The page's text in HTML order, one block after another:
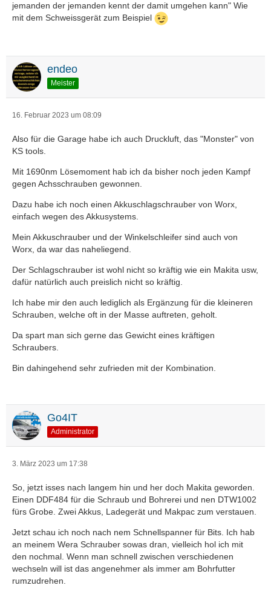
jemanden der jemanden kennt der damit umgehen kann" Wie
mit dem Schweissgerät zum Beispiel
endeo
Meister
16. Februar 2023 um 08:09
Also für die Garage habe ich auch Druckluft, das "Monster" von
KS tools.
Mit 1690nm Lösemoment hab ich da bisher noch jeden Kampf
gegen Achsschrauben gewonnen.
Dazu habe ich noch einen Akkuschlagschrauber von Worx,
einfach wegen des Akkusystems.
Mein Akkuschrauber und der Winkelschleifer sind auch von
Worx, da war das naheliegend.
Der Schlagschrauber ist wohl nicht so kräftig wie ein Makita usw,
dafür natürlich auch preislich nicht so kräftig.
Ich habe mir den auch lediglich als Ergänzung für die kleineren
Schrauben, welche oft in der Masse auftreten, geholt.
Da spart man sich gerne das Gewicht eines kräftigen
Schraubers.
Bin dahingehend sehr zufrieden mit der Kombination.
Go4IT
Administrator
3. März 2023 um 17:38
So, jetzt isses nach langem hin und her doch Makita geworden.
Einen DDF484 für die Schraub und Bohrerei und nen DTW1002
fürs Grobe. Zwei Akkus, Ladegerät und Makpac zum verstauen.
Jetzt schau ich noch nach nem Schnellspanner für Bits. Ich hab
an meinem Wera Schrauber sowas dran, vielleich hol ich mit
den nochmal. Wenn man schnell zwischen verschiedenen
wechseln will ist das angenehmer als immer am Bohrfutter
rumzudrehen.